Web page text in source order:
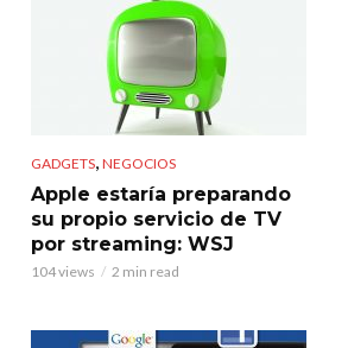
GADGETS, NEGOCIOS
Apple estaría preparando
su propio servicio de TV
por streaming: WSJ
104 views 2 min read